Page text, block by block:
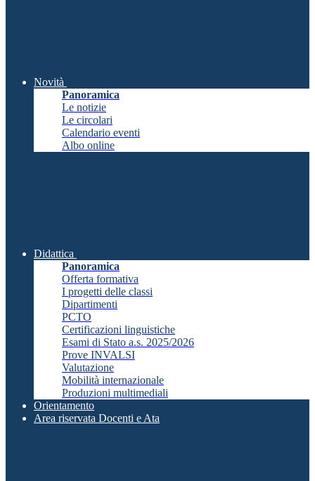
Novità
Panoramica
Le notizie
Le circolari
Calendario eventi
Albo online
Didattica
Panoramica
Offerta formativa
I progetti delle classi
Dipartimenti
PCTO
Certificazioni linguistiche
Esami di Stato a.s. 2025/2026
Prove INVALSI
Valutazione
Mobilità internazionale
Produzioni multimediali
Orientamento
Area riservata Docenti e Ata